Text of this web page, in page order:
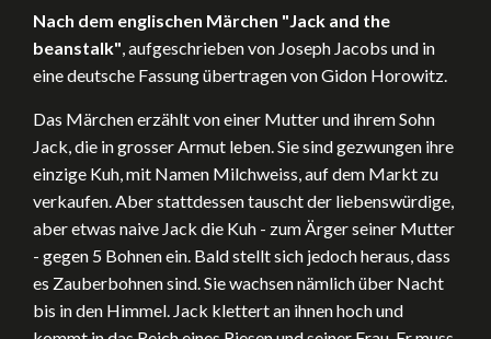
Nach dem englischen Märchen "Jack and the
beanstalk", aufgeschrieben von Joseph Jacobs und in
eine deutsche Fassung übertragen von Gidon Horowitz.
Das Märchen erzählt von einer Mutter und ihrem Sohn
Jack, die in grosser Armut leben. Sie sind gezwungen ihre
einzige Kuh, mit Namen Milchweiss, auf dem Markt zu
verkaufen. Aber stattdessen tauscht der liebenswürdige,
aber etwas naive Jack die Kuh - zum Ärger seiner Mutter
- gegen 5 Bohnen ein. Bald stellt sich jedoch heraus, dass
es Zauberbohnen sind. Sie wachsen nämlich über Nacht
bis in den Himmel. Jack klettert an ihnen hoch und